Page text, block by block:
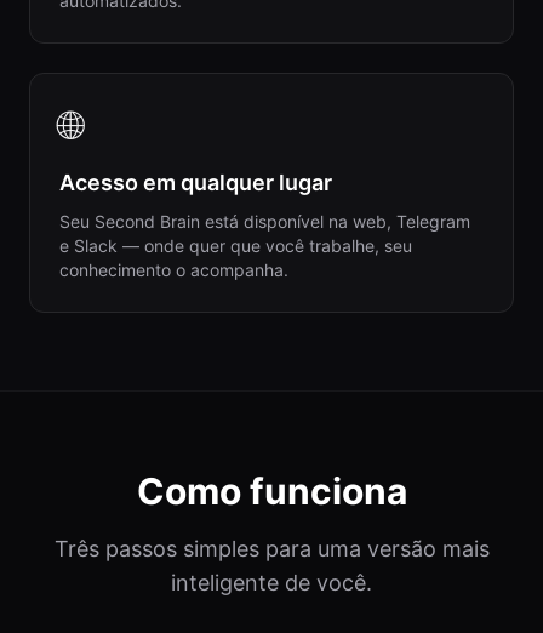
🌐
Acesso em qualquer lugar
Seu Second Brain está disponível na web, Telegram
e Slack — onde quer que você trabalhe, seu
conhecimento o acompanha.
Como funciona
Três passos simples para uma versão mais
inteligente de você.